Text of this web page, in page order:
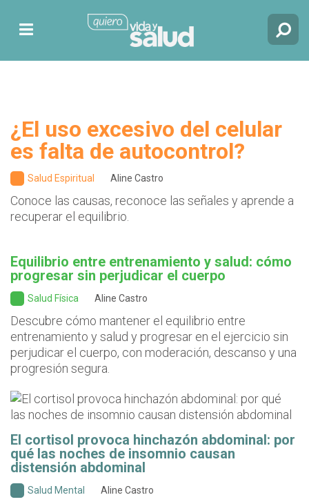
¿El uso excesivo del celular
es falta de autocontrol?
Salud Espiritual Aline Castro
Conoce las causas, reconoce las señales y aprende a
recuperar el equilibrio.
Equilibrio entre entrenamiento y salud: cómo
progresar sin perjudicar el cuerpo
Salud Física Aline Castro
Descubre cómo mantener el equilibrio entre
entrenamiento y salud y progresar en el ejercicio sin
perjudicar el cuerpo, con moderación, descanso y una
progresión segura.
El cortisol provoca hinchazón abdominal: por
qué las noches de insomnio causan
distensión abdominal
Salud Mental Aline Castro